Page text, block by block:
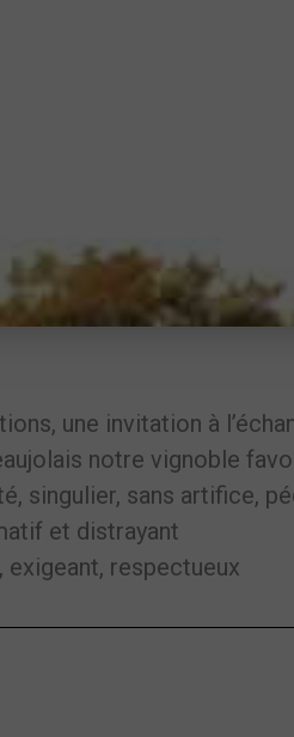
une invitation à
notre vignoble
singulier, sans artifice,
et distrayant
exigeant, respectueux